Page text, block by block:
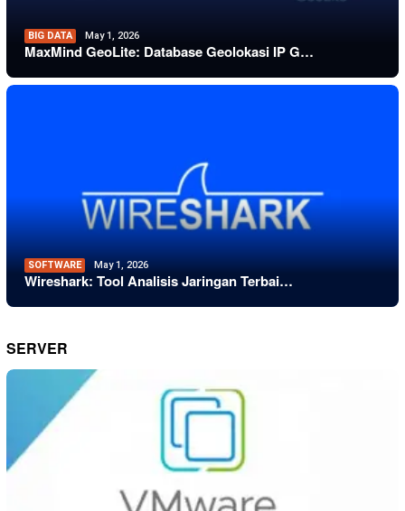
BIG DATA May 1, 2026
MaxMind GeoLite: Database Geolokasi IP G…
SOFTWARE May 1, 2026
Wireshark: Tool Analisis Jaringan Terbai…
SERVER